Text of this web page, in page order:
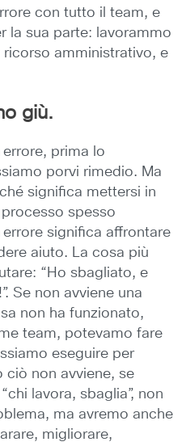
con tutto il team, e
la sua parte: lavorammo
ricorso amministrativo, e
giù.
prima lo
porvi rimedio. Ma
significa mettersi in
spesso
significa affrontare
aiuto. La cosa più
“Ho sbagliato, e
Se non avviene una
non ha funzionato,
team, potevamo fare
eseguire per
ciò non avviene, se
lavora, sbaglia”, non
ma avremo anche
migliorare,